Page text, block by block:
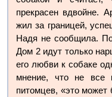
прекрасен вдвойне.
жил за границей,
Надя не сообщила.
Дом 2 идут только
его любви к собаке
мнение, что не все
питомцев, «это